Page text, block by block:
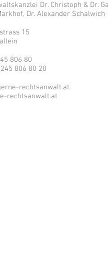
Dr. Christoph & Dr.
Dr. Alexander Schalwich
15
806 80
806 80 20
rechtsanwalt.at
rechtsanwalt.at